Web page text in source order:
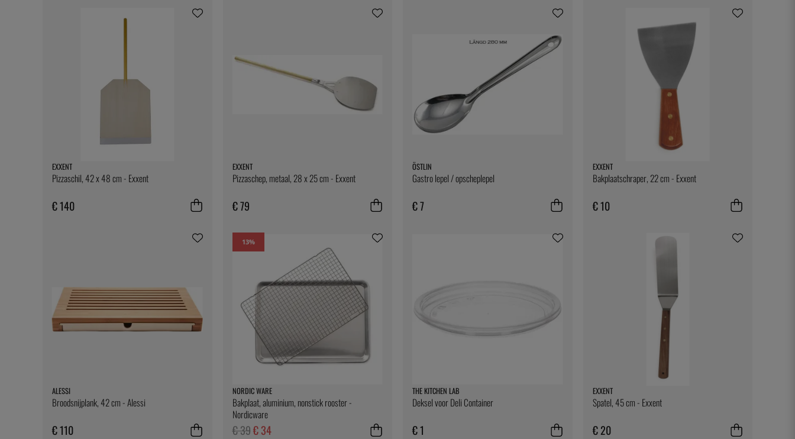
EXXENT
Pizzaschil, 42 x 48 cm - Exxent
€ 140
EXXENT
Pizzaschep, metaal, 28 x 25 cm - Exxent
€ 79
ÖSTLIN
Gastro lepel / opscheplepel
€ 7
EXXENT
Bakplaatschraper, 22 cm - Exxent
€ 10
ALESSI
Broodsnijplank, 42 cm - Alessi
€ 110
13%
NORDIC WARE
Bakplaat, aluminium, nonstick rooster -
Nordicware
€ 39€ 34
THE KITCHEN LAB
Deksel voor Deli Container
€ 1
EXXENT
Spatel, 45 cm - Exxent
€ 20